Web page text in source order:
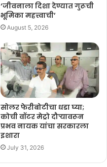
‘जीवनाला दिशा देण्यात गुरूची
भूमिका महत्त्वाची’
August 5, 2026
सोलर फेरीबोटीचा धडा घ्या;
कोची वॉटर मेट्रो दौऱ्यावरून
प्रभव नायक यांचा सरकारला
इशारा
July 31, 2026